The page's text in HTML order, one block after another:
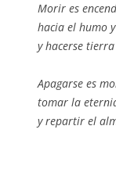
Morir es
hacia el humo
y hacerse
Apagarse es
tomar la
y repartir el